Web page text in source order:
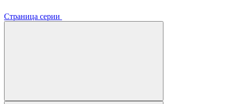
Страница серии